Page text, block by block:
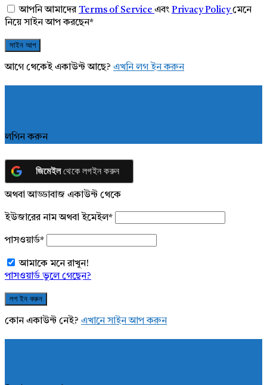
আপনি আমাদেরTerms of Service এবং Privacy Policyমেনে
নিয়ে সাইন আপ করছেন*
আগে থেকেই একাউন্ট আছে? এখনি লগ ইন করুন
লগিন করুন
জিমেইলথেকে লগইন করুন
অথবা আড্ডাবাজ একাউন্ট থেকে
ইউজারের নাম অথবা ইমেইল*
পাসওয়ার্ড*
আমাকে মনে রাখুন!
পাসওয়ার্ড ভুলে গেছেন?
কোন একাউন্ট নেই? এখানে সাইন আপ করুন